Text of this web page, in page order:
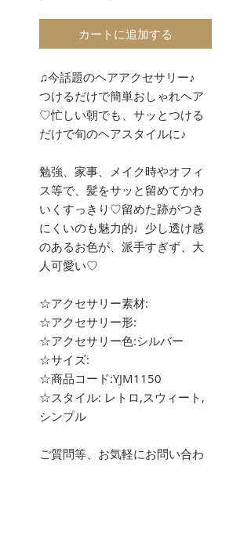
カートに追加する
♫今話題のヘアアクセサリー♪
つけるだけで簡単おしゃれヘア
♡忙しい朝でも、サッとつける
だけで旬のヘアスタイルに♪
勉強、家事、メイク時やオフィ
ス等で、髪をサッと留めてかわ
いくすっきり♡留めた跡がつき
にくいのも魅力的♩少し透け感
のあるお色が、派手すぎず、大
人可愛い♡
☆アクセサリー素材:
☆アクセサリー形:
☆アクセサリー色:シルバー
☆サイズ:
☆商品コード:YJM1150
☆スタイル: レトロ,スウィート,
シンプル
ご質問等、お気軽にお問い合わ